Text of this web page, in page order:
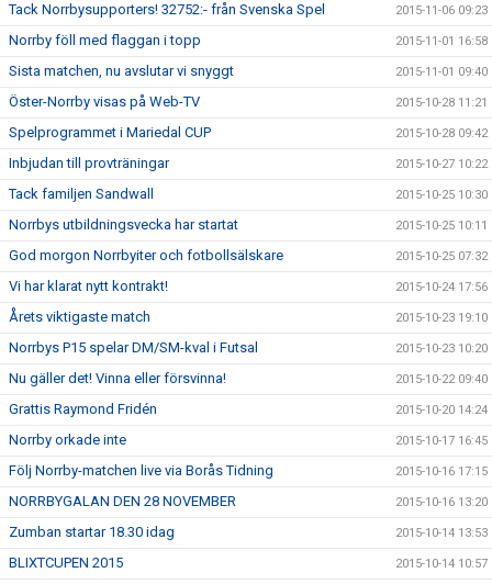
Tack Norrbysupporters! 32752:- från Svenska Spel 2015-11-06 09:23
Norrby föll med flaggan i topp 2015-11-01 16:58
Sista matchen, nu avslutar vi snyggt 2015-11-01 09:40
Öster-Norrby visas på Web-TV 2015-10-28 11:21
Spelprogrammet i Mariedal CUP 2015-10-28 09:42
Inbjudan till provträningar 2015-10-27 10:22
Tack familjen Sandwall 2015-10-25 10:30
Norrbys utbildningsvecka har startat 2015-10-25 10:11
God morgon Norrbyiter och fotbollsälskare 2015-10-25 07:32
Vi har klarat nytt kontrakt! 2015-10-24 17:56
Årets viktigaste match 2015-10-23 19:10
Norrbys P15 spelar DM/SM-kval i Futsal 2015-10-23 10:20
Nu gäller det! Vinna eller försvinna! 2015-10-22 09:40
Grattis Raymond Fridén 2015-10-20 14:24
Norrby orkade inte 2015-10-17 16:45
Följ Norrby-matchen live via Borås Tidning 2015-10-16 17:15
NORRBYGALAN DEN 28 NOVEMBER 2015-10-16 13:20
Zumban startar 18.30 idag 2015-10-14 13:53
BLIXTCUPEN 2015 2015-10-14 10:57